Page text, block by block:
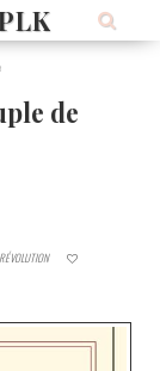
de
RÉVOLUTION